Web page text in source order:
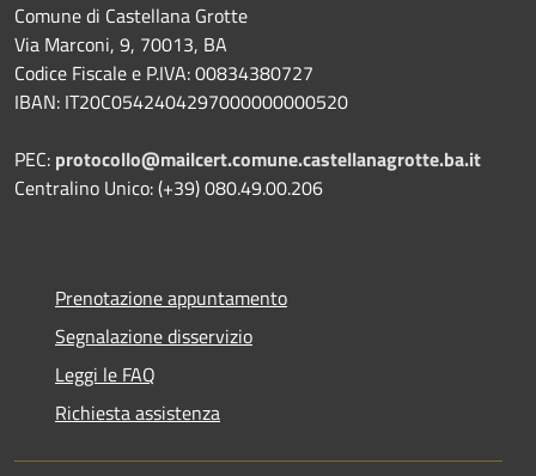
Comune di Castellana Grotte
Via Marconi, 9, 70013, BA
Codice Fiscale e P.IVA: 00834380727
IBAN: IT20C0542404297000000000520
PEC: protocollo@mailcert.comune.castellanagrotte.ba.it
Centralino Unico: (+39) 080.49.00.206
Prenotazione appuntamento
Segnalazione disservizio
Leggi le FAQ
Richiesta assistenza